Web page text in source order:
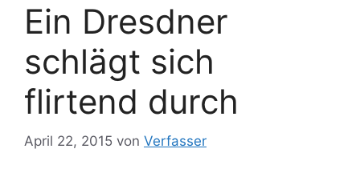
Ein Dresdner
schlägt sich
flirtend durch
April 22, 2015 von Verfasser